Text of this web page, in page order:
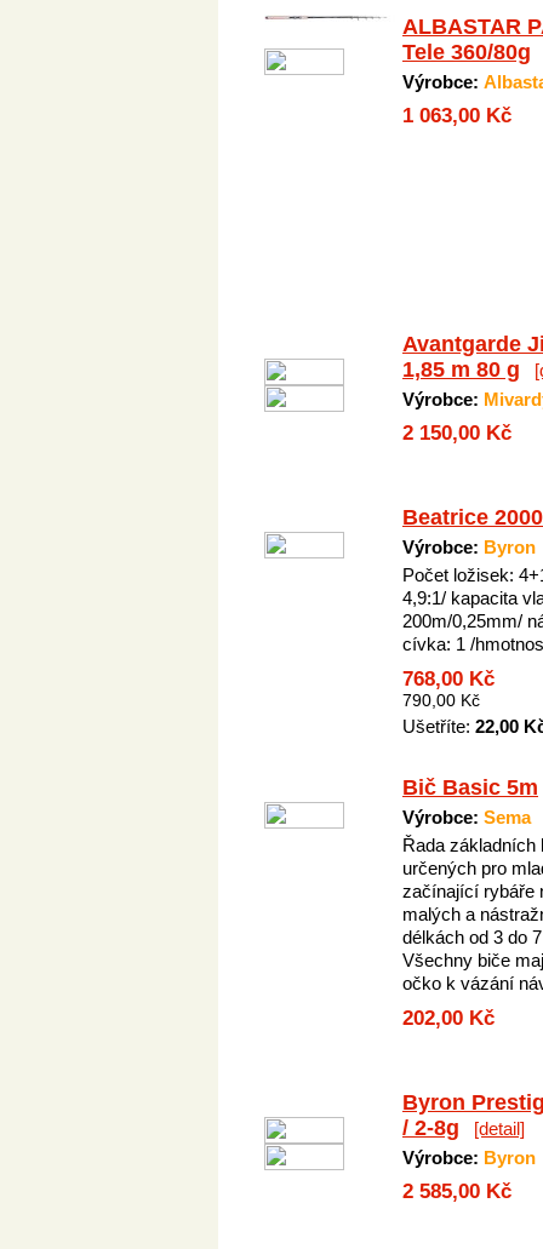
ALBASTAR
Tele 360/80g
Výrobce:
1 063,00 Kč
Avantgarde
1,85 m 80 g
Výrobce:
2 150,00 Kč
Beatrice 2000
Výrobce: Byron
Počet ložisek:
4,9:1/ kapacita
200m/0,25mm/
cívka: 1 /
768,00 Kč
790,00 Kč
Ušetříte: 22,00
Bič Basic 5m
Výrobce: Sema
Řada základních
určených pro
začínající rybáře
malých a
délkách od 3 do
Všechny biče
očko k vázání
202,00 Kč
Byron
/ 2-8g
[detail]
Výrobce: Byron
2 585,00 Kč